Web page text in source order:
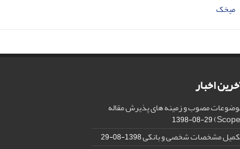
میخک
اخبار
مصوب و زمینه های پذیرش مقاله
1398-08-29
مشخصات شخصی و بانکی1398-08-29